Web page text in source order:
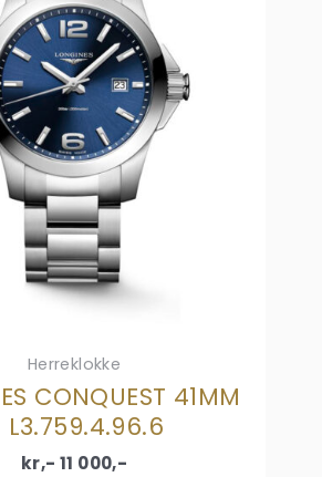
Herreklokke
CONQUEST 41MM
L3.759.4.96.6
kr,- 11 000,-